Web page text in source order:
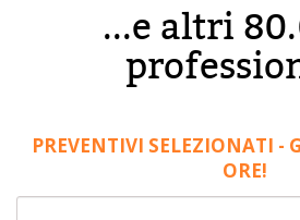
...e altri
PREVENTIVI SELEZIONATI -
ORE!